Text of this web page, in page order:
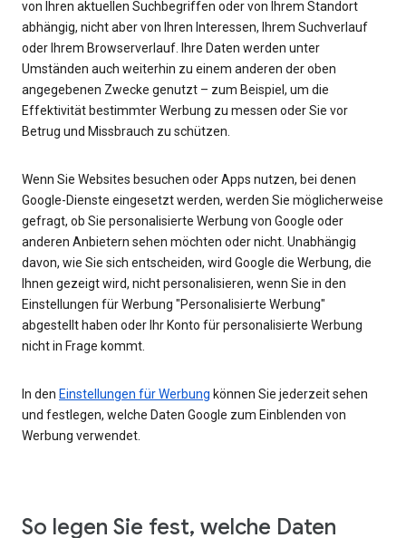
von Ihren aktuellen Suchbegriffen oder von Ihrem Standort
abhängig, nicht aber von Ihren Interessen, Ihrem Suchverlauf
oder Ihrem Browserverlauf. Ihre Daten werden unter
Umständen auch weiterhin zu einem anderen der oben
angegebenen Zwecke genutzt – zum Beispiel, um die
Effektivität bestimmter Werbung zu messen oder Sie vor
Betrug und Missbrauch zu schützen.
Wenn Sie Websites besuchen oder Apps nutzen, bei denen
Google-Dienste eingesetzt werden, werden Sie möglicherweise
gefragt, ob Sie personalisierte Werbung von Google oder
anderen Anbietern sehen möchten oder nicht. Unabhängig
davon, wie Sie sich entscheiden, wird Google die Werbung, die
Ihnen gezeigt wird, nicht personalisieren, wenn Sie in den
Einstellungen für Werbung "Personalisierte Werbung"
abgestellt haben oder Ihr Konto für personalisierte Werbung
nicht in Frage kommt.
In den Einstellungen für Werbung können Sie jederzeit sehen
und festlegen, welche Daten Google zum Einblenden von
Werbung verwendet.
So legen Sie fest, welche Daten